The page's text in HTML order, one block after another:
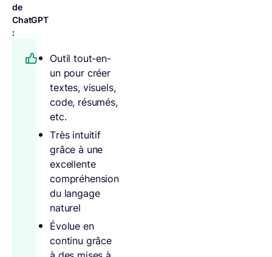
de
ChatGPT
:
Outil tout-en-
un pour créer
textes, visuels,
code, résumés,
etc.
Très intuitif
grâce à une
excellente
compréhension
du langage
naturel
Évolue en
continu grâce